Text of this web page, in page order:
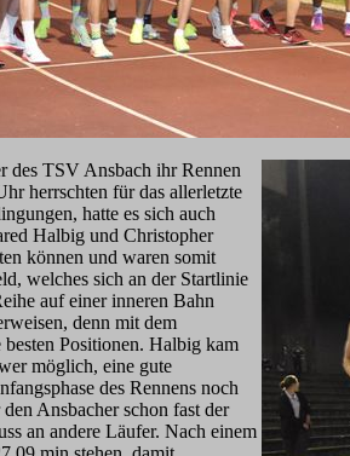
des TSV Ansbach ihr Rennen
herrschten für das allerletzte
hatte es sich auch
Halbig und Christopher
können und waren somit
welches sich an der Startlinie
auf einer inneren Bahn
denn mit dem
Positionen. Halbig kam
möglich, eine gute
des Rennens noch
Ansbacher schon fast der
an andere Läufer. Nach einem